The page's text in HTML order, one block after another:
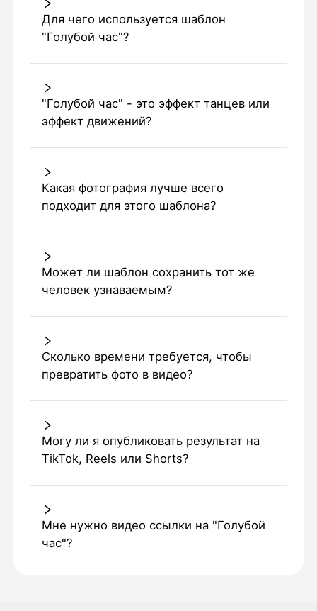
Для чего используется шаблон
"Голубой час"?
"Голубой час" - это эффект танцев или
эффект движений?
Какая фотография лучше всего
подходит для этого шаблона?
Может ли шаблон сохранить тот же
человек узнаваемым?
Сколько времени требуется, чтобы
превратить фото в видео?
Могу ли я опубликовать результат на
TikTok, Reels или Shorts?
Мне нужно видео ссылки на "Голубой
час"?